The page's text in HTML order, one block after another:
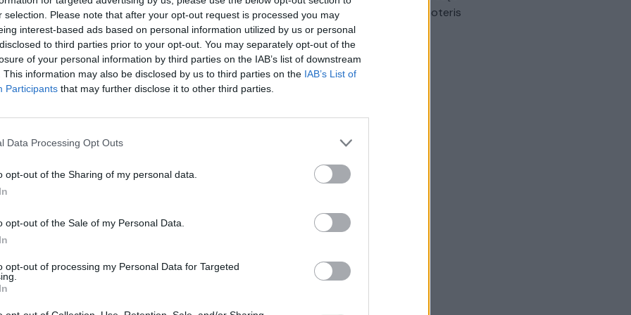
selection. Please note that after your opt-out request is processed you may
interest-based ads based on personal information utilized by us or personal
to third parties prior to your opt-out. You may separately opt-out of the
of your personal information by third parties on the IAB’s list of downstream
This information may also be disclosed by us to third parties on the IAB’s List of
Participants that may further disclose it to other third parties.
Data Processing Opt Outs
opt-out of the Sharing of my personal data.
opt-out of the Sale of my Personal Data.
opt-out of processing my Personal Data for Targeted
Seimas Konkursas
Karšta A. Kasparavičiaus ir Ž Pavilionio
diskusija: Rusija – Europos šeimos narė?
pradinukų
automobilis sužalojo dvi moteris
Žinios | Lietuvos diena